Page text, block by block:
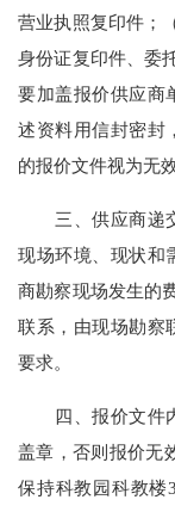
营业执照复印件；
身份证复印件、委
要加盖报价供应商
述资料用信封密封
的报价文件视为无
三、供应商递交
现场环境、现状和
商勘察现场发生的
联系，由现场勘察
要求。
四、报价文件内
盖章，否则报价无
保持科教园科教楼